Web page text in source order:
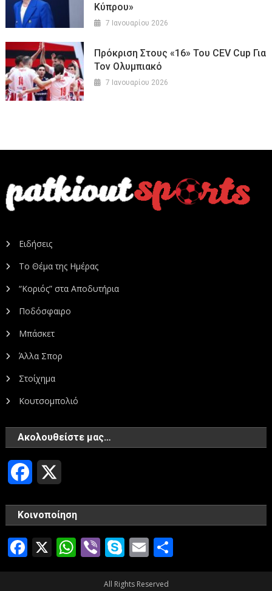
Κύπρου»
7 Ιανουαρίου 2026
Πρόκριση Στους «16» Του CEV Cup Για
Τον Ολυμπιακό
7 Ιανουαρίου 2026
Ειδήσεις
Το Θέμα της Ημέρας
“Κοριός” στα Αποδυτήρια
Ποδόσφαιρο
Μπάσκετ
Άλλα Σπορ
Στοίχημα
Κουτσομπολιό
Ακολουθείστε μας…
Facebook
Κοινοποίηση
Facebook
X WhatsApp
ViberSkype
Email
All Rights Reserved